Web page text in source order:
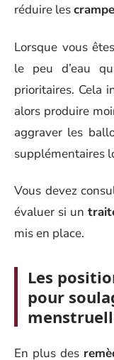
réduire les
Lorsque vous
le peu d’eau
prioritaires. Cela
alors produire
aggraver les
supplémentaires
Vous devez
évaluer si un
mis en place.
Les
pour
En plus des